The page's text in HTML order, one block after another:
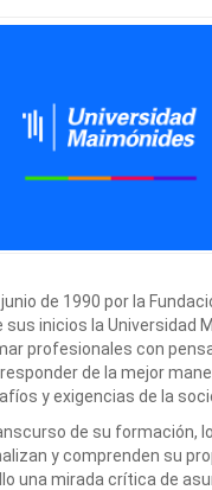
de 1990 por la
sus inicios la Universidad
profesionales con
de la mejor
y exigencias de la
de su formación,
y comprenden su
una mirada crítica de